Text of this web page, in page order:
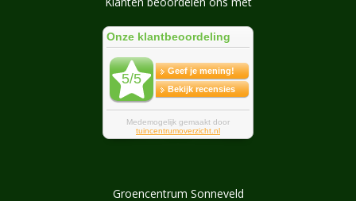
Groencentrum Sonneveld